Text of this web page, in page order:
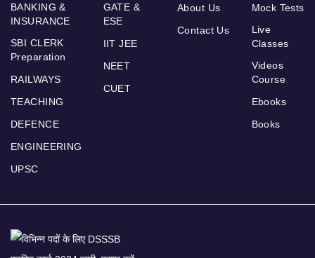
BANKING &
INSURANCE
SBI CLERK
Preparation
RAILWAYS
TEACHING
DEFENCE
ENGINEERING
UPSC
GATE &
ESE
IIT JEE
NEET
CUET
About Us
Contact Us
Mock Tests
Live
Classes
Videos
Course
Ebooks
Books